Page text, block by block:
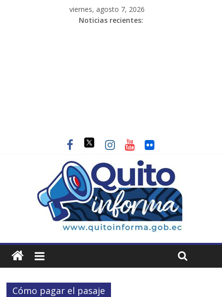
viernes, agosto 7, 2026
Noticias recientes:
Cómo pagar el pasaje